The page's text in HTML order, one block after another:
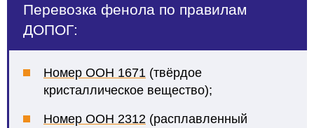
Перевозка фенола по правилам
ДОПОГ:
Номер ООН 1671 (твёрдое
кристаллическое вещество);
Номер ООН 2312 (расплавленный